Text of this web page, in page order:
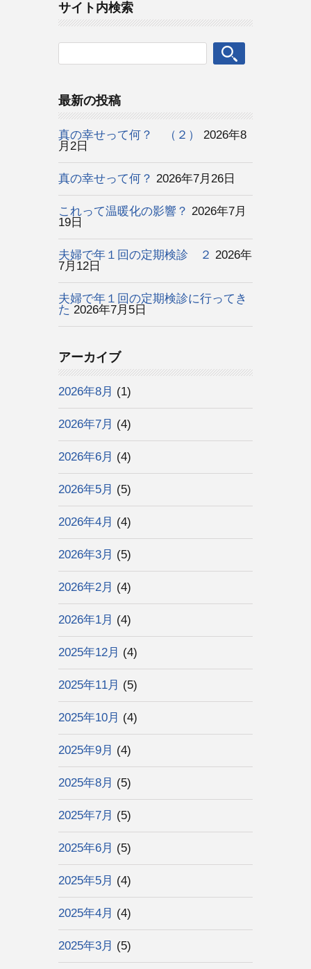
サイト内検索
最新の投稿
真の幸せって何？ （２）
2026年8
月2日
真の幸せって何？ 2026年7月26日
これって温暖化の影響？ 2026年7月
19日
夫婦で年１回の定期検診 ２ 2026年
7月12日
夫婦で年１回の定期検診に行ってき
た 2026年7月5日
アーカイブ
2026年8月 (1)
2026年7月 (4)
2026年6月 (4)
2026年5月 (5)
2026年4月 (4)
2026年3月 (5)
2026年2月 (4)
2026年1月 (4)
2025年12月 (4)
2025年11月 (5)
2025年10月 (4)
2025年9月 (4)
2025年8月 (5)
2025年7月 (5)
2025年6月 (5)
2025年5月 (4)
2025年4月 (4)
2025年3月 (5)